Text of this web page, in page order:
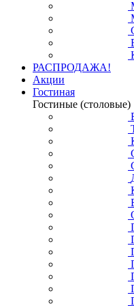
РАСПРОДАЖА!
Акции
Гостиная
Гостиные (столовые)